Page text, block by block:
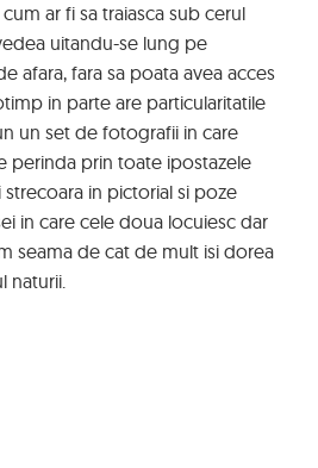
ar fi sa traiasca sub cerul
uitandu-se lung pe
afara, fara sa poata avea acces
in parte are particularitatile
un set de fotografii in care
perinda prin toate ipostazele
strecoara in pictorial si poze
in care cele doua locuiesc dar
seama de cat de mult isi dorea
naturii.